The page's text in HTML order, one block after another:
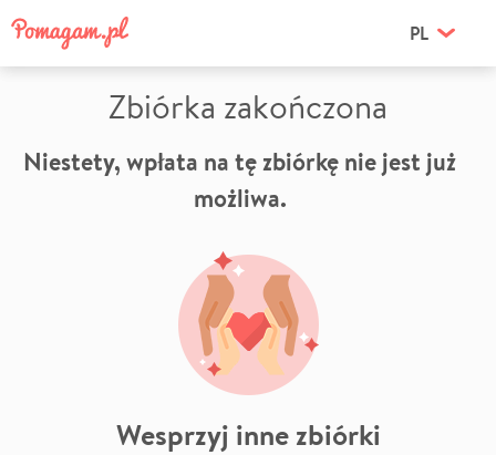
PL
Zbiórka zakończona
Niestety, wpłata na tę zbiórkę nie jest już
możliwa.
Wesprzyj inne zbiórki